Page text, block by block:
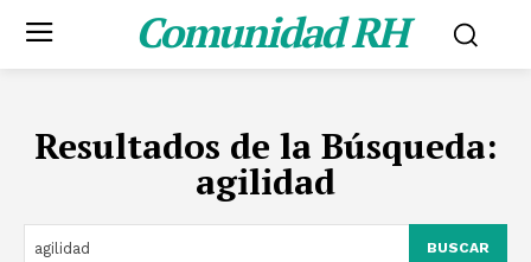
Comunidad RH
Resultados de la Búsqueda:
agilidad
BUSCAR